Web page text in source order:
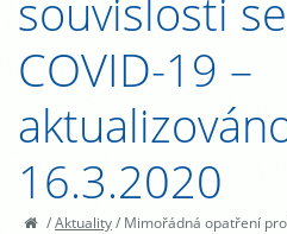
souvislosti
COVID-19 –
16.3.2020
/Aktuality/ Mimořádná opatření